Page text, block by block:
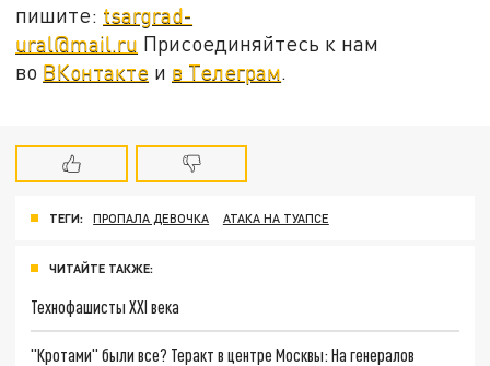
пишите: tsargrad-
ural@mail.ru Присоединяйтесь к нам
во ВКонтакте и в Телеграм
ТЕГИ: ПРОПАЛА ДЕВОЧКА АТАКА НА ТУАПСЕ
ЧИТАЙТЕ ТАКЖЕ:
Технофашисты XXI века
"Кротами" были все? Теракт в центре Москвы: На генералов